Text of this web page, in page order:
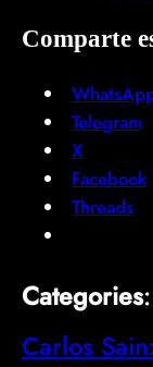
Comparte
Telegram
X
Facebook
Threads
Categories:
Carlos